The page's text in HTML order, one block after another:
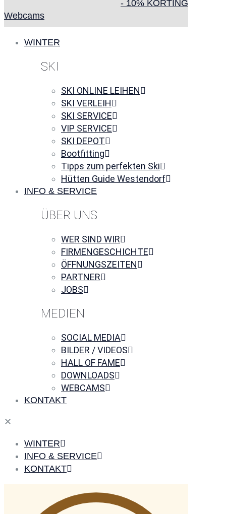
- 10% KORTING
Webcams
WINTER
SKI
SKI ONLINE LEIHEN
SKI VERLEIH
SKI SERVICE
VIP SERVICE
SKI DEPOT
Bootfitting
Tipps zum perfekten Ski
Hütten Guide Westendorf
INFO & SERVICE
ÜBER UNS
WER SIND WIR
FIRMENGESCHICHTE
ÖFFNUNGSZEITEN
PARTNER
JOBS
MEDIEN
SOCIAL MEDIA
BILDER / VIDEOS
HALL OF FAME
DOWNLOADS
WEBCAMS
KONTAKT
✕
WINTER
INFO & SERVICE
KONTAKT